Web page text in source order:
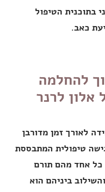
בתוכנית הטיפול
כאב.
להחלמה
לרנר
לאורך זמן מדורבן
טיפולית המתבססת
כל אחד מהם תורם
ביניהם הוא